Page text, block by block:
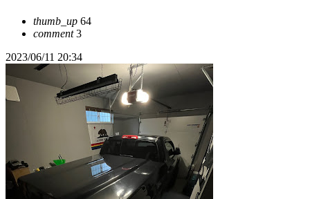
thumb_up 64
comment3
2023/06/11 20:34